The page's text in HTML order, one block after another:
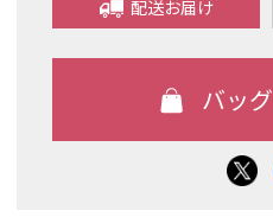
配送お届け